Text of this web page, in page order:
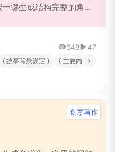
键生成结构完整的角色
648 47
{ 故事背景设定 } { 主要内在矛盾 }
创意写作